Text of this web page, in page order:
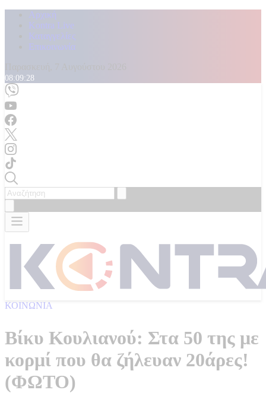
Αρχική
Kontra Live
Καταγγελίες
Επικοινωνία
08:09:31
ΚΟΙΝΩΝΙΑ
Βίκυ Κουλιανού: Στα 50 της με
κορμί που θα ζήλευαν 20άρες!
(ΦΩΤΟ)